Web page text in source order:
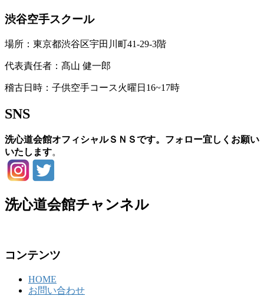
渋谷空手スクール
場所：東京都渋谷区宇田川町41-29-3階
代表責任者：髙山 健一郎
稽古日時：子供空手コース火曜日16~17時
SNS
洗心道会館オフィシャルＳＮＳです。フォロー宜しくお願い
いたします。
洗心道会館チャンネル
コンテンツ
HOME
お問い合わせ